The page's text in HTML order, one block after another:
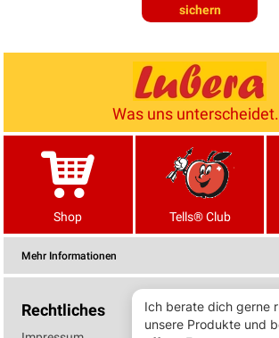
sichern
Was uns
Shop Tells® Club
Mehr Informationen
Rechtliches